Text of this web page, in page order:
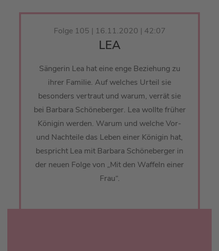
Folge 105 | 16.11.2020 | 42:07
LEA
Sängerin Lea hat eine enge Beziehung zu
ihrer Familie. Auf welches Urteil sie
besonders vertraut und warum, verrät sie
bei Barbara Schöneberger. Lea wollte früher
Königin werden. Warum und welche Vor-
und Nachteile das Leben einer Königin hat,
bespricht Lea mit Barbara Schöneberger in
der neuen Folge von „Mit den Waffeln einer
Frau“.